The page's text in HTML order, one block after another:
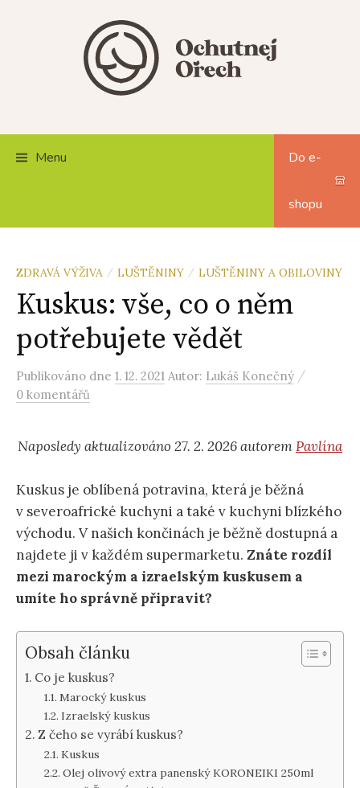
Menu Do e-
shopu
ZDRAVÁ VÝŽIVA / LUŠTĚNINY / LUŠTĚNINY A OBILOVINY
Kuskus: vše, co o něm
potřebujete vědět
Publikováno dne 1. 12. 2021 Autor: Lukáš Konečný /
0 komentářů
Naposledy aktualizováno 27. 2. 2026 autoremPavlína
Kuskus je oblíbená potravina, která je běžná
v severoafrické kuchyni a také v kuchyni blízkého
východu. V našich končinách je běžně dostupná a
najdete ji v každém supermarketu. Znáte rozdíl
mezi marockým a izraelským kuskusem a
umíte ho správně připravit?
Obsah článku
Co je kuskus?
Marocký kuskus
Izraelský kuskus
Z čeho se vyrábí kuskus?
Kuskus
Olej olivový extra panenský KORONEIKI 250ml